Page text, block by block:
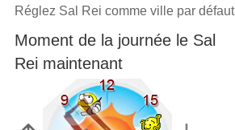
Réglez Sal Rei comme ville par défaut
Moment de la journée le Sal
Rei maintenant